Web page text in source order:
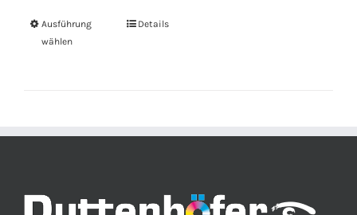
Ausführung
wählen
Details